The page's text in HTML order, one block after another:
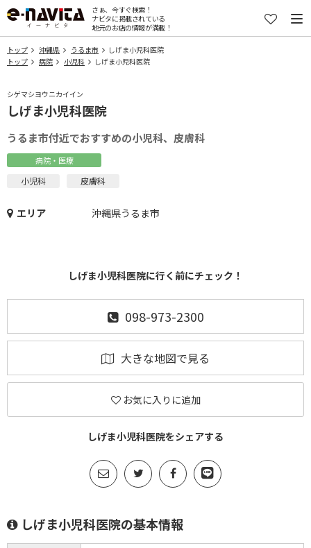
さぁ、今すぐ検索！
ナビタに掲載されている
地元のお店の情報が満載！
トップ 沖縄県 うるま市
しげま小児科医院
トップ
病院 小児科 しげま小児科医院
シゲマシヨウニカイイン
しげま小児科医院
うるま市付近でおすすめの小児科、皮膚科
病院・医療
小児科 皮膚科
エリア 沖縄県うるま市
しげま小児科医院に行く前にチェック！
098-973-2300
大きな地図で見る
お気に入りに追加
しげま小児科医院をシェアする
しげま小児科医院の基本情報